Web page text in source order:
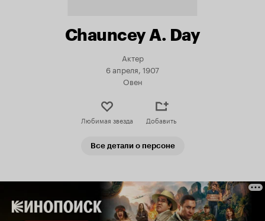
Chauncey A. Day
Актер
6 апреля, 1907
Овен
Любимая звезда Добавить
Все детали о персоне